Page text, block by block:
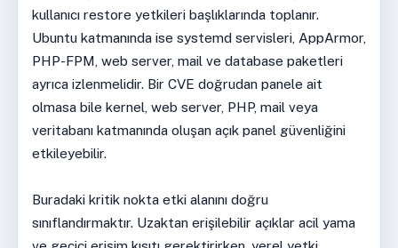
kullanıcı restore yetkileri başlıklarında toplanır.
Ubuntu katmanında ise systemd servisleri, AppArmor,
PHP-FPM, web server, mail ve database paketleri
ayrıca izlenmelidir. Bir CVE doğrudan panele ait
olmasa bile kernel, web server, PHP, mail veya
veritabanı katmanında oluşan açık panel güvenliğini
etkileyebilir.
Buradaki kritik nokta etki alanını doğru
sınıflandırmaktır. Uzaktan erişilebilir açıklar acil yama